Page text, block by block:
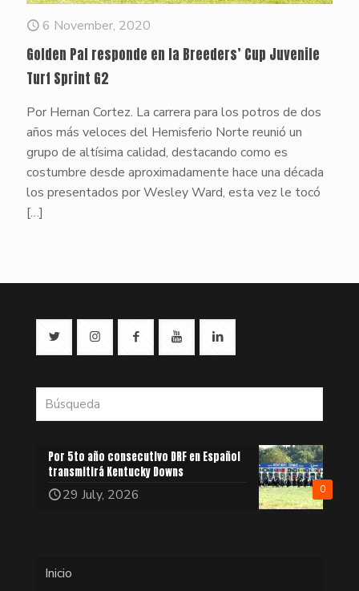
6 November, 2020
Golden Pal responde en la Breeders’ Cup Juvenile
Turf Sprint G2
Por Hernan Cortez. La carrera para los potros de dos
años más veloces del Hemisferio Norte reunió un
grupo de altísima calidad, destacando como es
costumbre desde aproximadamente hace una década
los presentados por Wesley Ward, esta vez le tocó
[…]
0
Por 5to año consecutivo DRF en Español
transmitirá Kentucky Downs
29 July, 2026
Inicio